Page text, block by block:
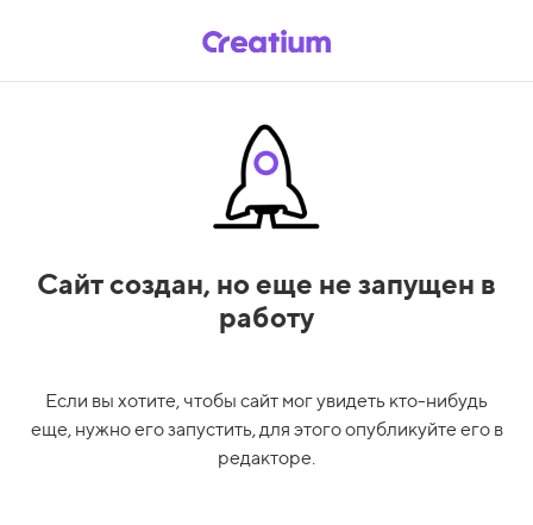
Сайт создан, но еще не запущен в
работу
Если вы хотите, чтобы сайт мог увидеть кто-нибудь
еще, нужно его запустить, для этого опубликуйте его в
редакторе.